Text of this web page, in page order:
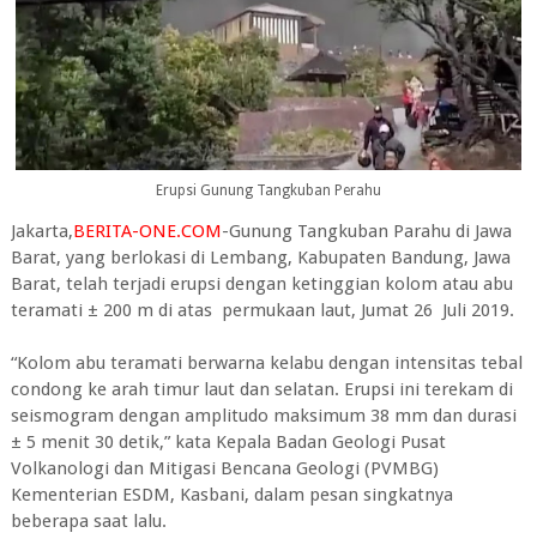
Erupsi Gunung Tangkuban Perahu
Jakarta,BERITA-ONE.COM-Gunung Tangkuban Parahu di Jawa
Barat, yang berlokasi di Lembang, Kabupaten Bandung, Jawa
Barat, telah terjadi erupsi dengan ketinggian kolom atau abu
teramati ± 200 m di atas permukaan laut, Jumat 26 Juli 2019.
“Kolom abu teramati berwarna kelabu dengan intensitas tebal
condong ke arah timur laut dan selatan. Erupsi ini terekam di
seismogram dengan amplitudo maksimum 38 mm dan durasi
± 5 menit 30 detik,” kata Kepala Badan Geologi Pusat
Volkanologi dan Mitigasi Bencana Geologi (PVMBG)
Kementerian ESDM, Kasbani, dalam pesan singkatnya
beberapa saat lalu.